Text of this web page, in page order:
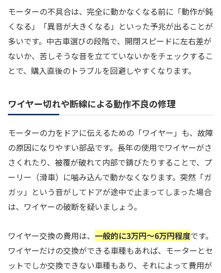
モーターの不具合は、完全に動かなくなる前に「動作が鈍
くなる」「異音が大きくなる」といった予兆が出ることが
多いです。中古車選びの段階で、開閉スピードに左右差が
ないか、苦しそうな音を立てていないかをチェックするこ
とで、購入直後のトラブルを回避しやすくなります。
ワイヤー切れや断線による動作不良の修理
モーターの力をドアに伝えるための「ワイヤー」も、故障
の原因になりやすい部品です。長年の使用でワイヤーがさ
さくれたり、被覆が破れて内部で錆びたりすることで、プ
ーリー（滑車）に噛み込んで動かなくなります。突然「ガ
ガッ」という音がしてドアが途中で止まってしまった場合
は、ワイヤーの破断を疑いましょう。
ワイヤー交換の費用は、 一般的に3万円〜6万円程度です。
ワイヤーだけの交換ができる車種もあれば、モーターとセ
ットでしか交換できない車種もあり、それによって費用が